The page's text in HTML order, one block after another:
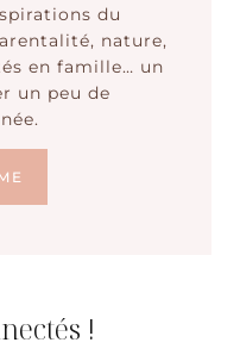
du
nature,
en famille… un
un peu de
!